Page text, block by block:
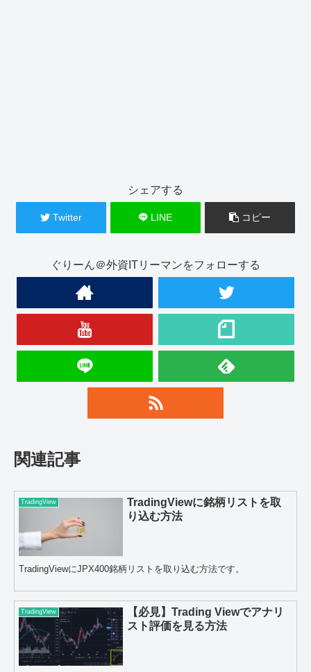
シェアする
Twitter LINE コピー
ぐりーん＠外資ITリーマンをフォローする
関連記事
TradingView
TradingViewに銘柄リストを取
り込む方法
TradingViewにJPX400銘柄リストを取り込む方法です。
TradingView
【必見】Trading Viewでアナリ
スト評価を見る方法